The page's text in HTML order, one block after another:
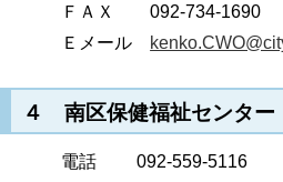
ＦＡＸ 092-734-1690
Ｅメール
４ 南区保健福祉センタ
電話 092-559-5116